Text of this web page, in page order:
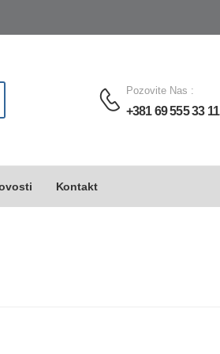
Pozovite Nas :
+381 69 555 33 11
Kontakt